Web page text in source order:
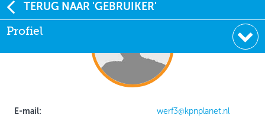
NIEUWS
BIJEENKOMSTEN
KENNISBANK
OVER FIETSBERAAD
TERUG NAAR 'GEBRUIKER'
Profiel
E-mail:
werf3@kpnplanet.nl